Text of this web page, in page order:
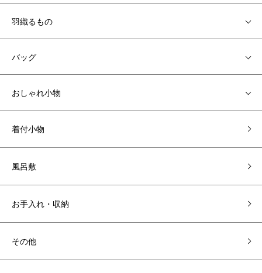
羽織るもの
バッグ
おしゃれ小物
着付小物
風呂敷
お手入れ・収納
その他